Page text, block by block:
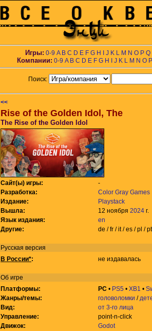
Игры: 0-9 A B C D E F G H J K L M N O P Q
Компании: 0-9 A B C D E F G H J K L M N O P
Поиск:
<<
Rise of the Golden Idol, The
The Rise of the Golden Idol
Сайт(ы) игры:
-
Разработка:
Color Gray Games
Издание:
Playstack
Вышла:
12 ноября 2024 г.
Язык издания:
en
Другие:
de / fr / it / es / pl /
Русская версия
В России*: не издавалась
Об игре
Платформы:
PC • PS5 • XB1 •
Жанры/темы:
головоломки /
Вид:
от 3-го лица
Управление:
point-n-click
Движок:
Godot